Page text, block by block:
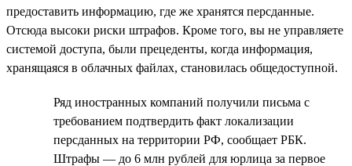
предоставить информацию, где же хранятся персданные.
Отсюда высоки риски штрафов. Кроме того, вы не управляете
системой доступа, были прецеденты, когда информация,
хранящаяся в облачных файлах, становилась общедоступной.
Ряд иностранных компаний получили письма с
требованием подтвердить факт локализации
персданных на территории РФ, сообщает РБК.
Штрафы — до 6 млн рублей для юрлица за первое